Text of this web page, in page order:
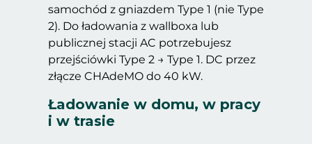
samochód z gniazdem Type 1 (nie Type
2). Do ładowania z wallboxa lub
publicznej stacji AC potrzebujesz
przejściówki Type 2 → Type 1. DC przez
złącze CHAdeMO do 40 kW.
Ładowanie w domu, w pracy
i w trasie